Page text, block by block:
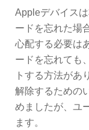
Appleデバイス
ードを忘れた場
心配する必要は
ードを忘れても
トする方法があ
解除するための
めましたが、ユ
ます。